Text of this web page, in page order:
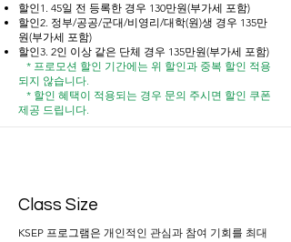
할인1. 45일 전 등록한 경우 130만원(부가세 포함)
할인2. 정부/공공/군대/비영리/대학(원)생 경우 135만
원(부가세 포함)
할인3. 2인 이상 같은 단체 경우 135만원(부가세 포함)
* 프로모션 할인 기간에는 위 할인과 중복 할인 적용
되지 않습니다.
* 할인 혜택이 적용되는 경우 문의 주시면 할인 쿠폰
제공 드립니다.
Class Size
KSEP 프로그램은 개인적인 관심과 참여 기회를 최대